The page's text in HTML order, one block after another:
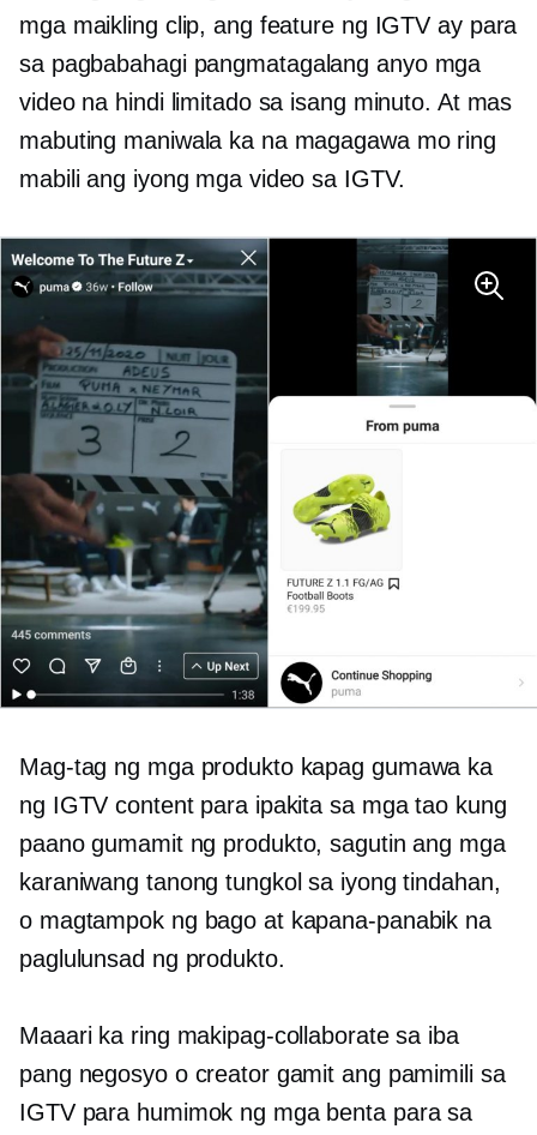
mga maikling clip, ang feature ng IGTV ay para
sa pagbabahagi pangmatagalang anyomga
video na hindi limitado sa isang minuto. At mas
mabuting maniwala ka na magagawa mo ring
mabili ang iyong mga video sa IGTV.
Mag-tag ng mga produkto kapag gumawa ka
ng IGTV content para ipakita sa mga tao kung
paano gumamit ng produkto, sagutin ang mga
karaniwang tanong tungkol sa iyong tindahan,
o magtampok ng bago at kapana-panabik na
paglulunsad ng produkto.
Maaari ka ring makipag-collaborate sa iba
pang negosyo o creator gamit ang pamimili sa
IGTV para humimok ng mga benta para sa